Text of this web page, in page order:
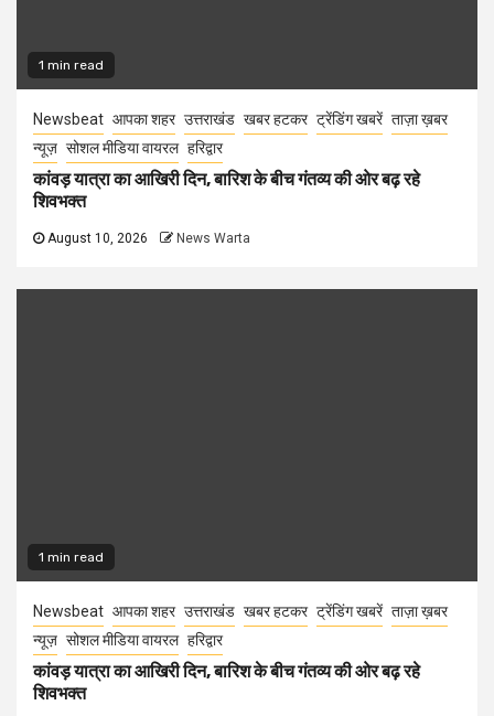
1 min read
Newsbeat आपका शहर उत्तराखंड खबर हटकर ट्रेंडिंग खबरें ताज़ा ख़बर
न्यूज़ सोशल मीडिया वायरल हरिद्वार
कांवड़ यात्रा का आखिरी दिन, बारिश के बीच गंतव्य की ओर बढ़ रहे
शिवभक्त
August 10, 2026 News Warta
1 min read
Newsbeat आपका शहर उत्तराखंड खबर हटकर ट्रेंडिंग खबरें ताज़ा ख़बर
न्यूज़ सोशल मीडिया वायरल हरिद्वार
कांवड़ यात्रा का आखिरी दिन, बारिश के बीच गंतव्य की ओर बढ़ रहे
शिवभक्त